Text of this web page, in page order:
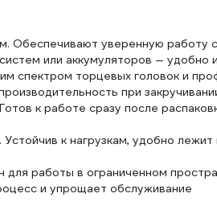
Обеспечивают уверенную работу
или аккумуляторов — удобно
спектром торцевых головок и
при
к работе сразу после
к нагрузкам, удобно
работы в ограниченном
и упрощает обслуживание